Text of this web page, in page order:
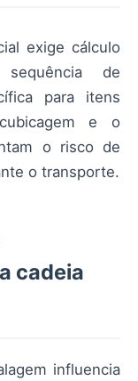
exige cálculo
de
para itens
e o
o risco de
o transporte.
cadeia
influencia